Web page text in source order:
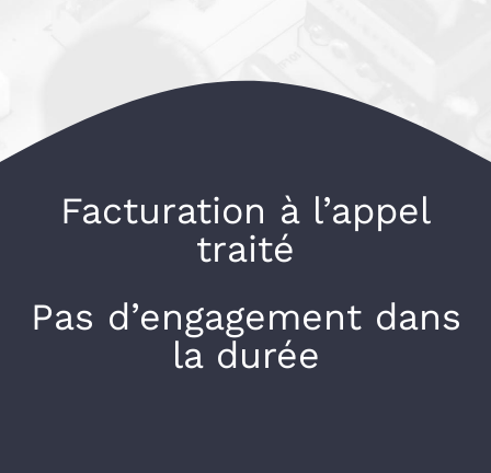
Facturation à l’appel
traité
Pas d’engagement dans
la durée